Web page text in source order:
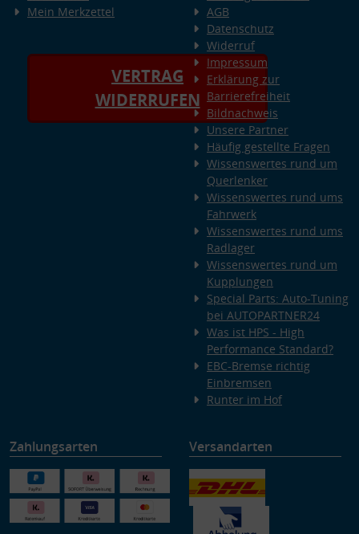
Mein Merkzettel
VERTRAG
WIDERRUFEN
AGB
Datenschutz
Widerruf
Impressum
Erklärung zur
Barrierefreiheit
Bildnachweis
Unsere Partner
Häufig gestellte Fragen
Wissenswertes rund um
Querlenker
Wissenswertes rund ums
Fahrwerk
Wissenswertes rund ums
Radlager
Wissenswertes rund um
Kupplungen
Special Parts: Auto-Tuning
bei AUTOPARTNER24
Was ist HPS - High
Performance Standard?
EBC-Bremse richtig
Einbremsen
Runter im Hof
Zahlungsarten Versandarten